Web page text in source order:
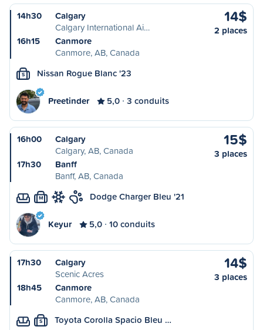
14h30
Calgary
Calgary International Ai…
16h15
Canmore
Canmore, AB, Canada
14$
2 places
S Nissan Rogue Blanc '23
Preetinder 5,0 3 conduits
16h00
Calgary
Calgary, AB, Canada
17h30
Banff
Banff, AB, Canada
15$
3 places
M Dodge Charger Bleu '21
Keyur 5,0 10 conduits
17h30
Calgary
Scenic Acres
18h45
Canmore
Canmore, AB, Canada
14$
3 places
S Toyota Corolla Spacio Bleu …